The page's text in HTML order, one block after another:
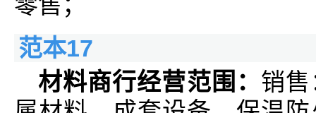
范本17
材料商行经营范围： 销